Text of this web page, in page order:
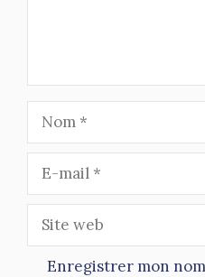
mail
web
Enregistrer mon